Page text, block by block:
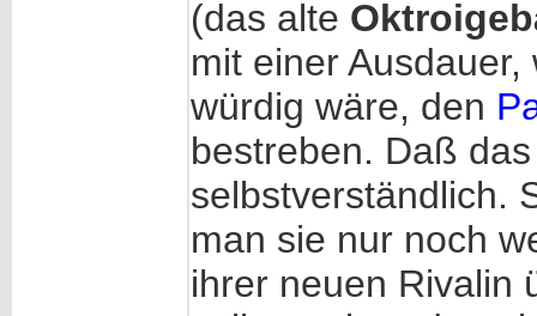
(das alte
mit einer
würdig wäre, den
bestreben. Daß
selbstverständlich.
man sie nur noch
ihrer neuen Rivalin